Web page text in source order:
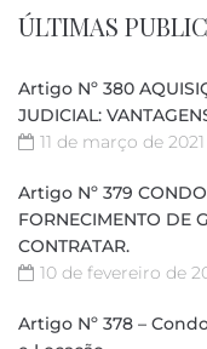
ÚLTIMAS
Artigo Nº 380
JUDICIAL:
11 de março de 2021
Artigo Nº 379
FORNECIMENTO DE
CONTRATAR.
10 de fevereiro de
Artigo Nº 378 –